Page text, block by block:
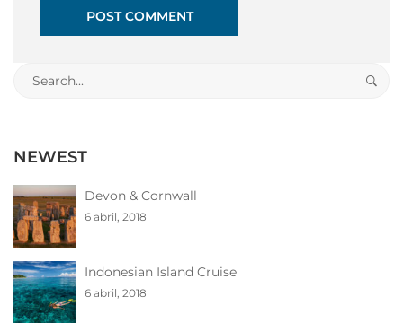
Search
NEWEST
Devon & Cornwall
6 abril, 2018
Indonesian Island Cruise
6 abril, 2018